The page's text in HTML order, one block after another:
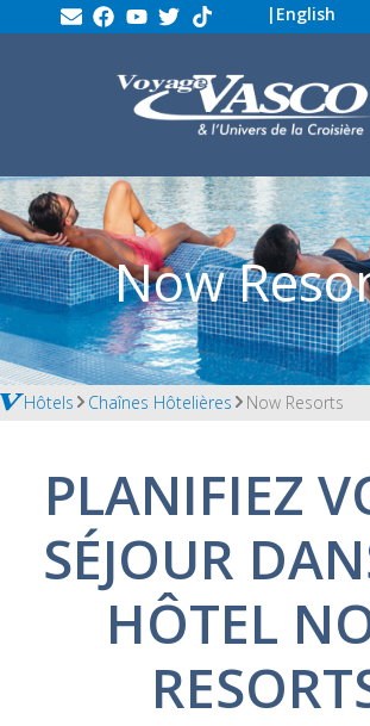
| English
Now
Hôtels Chaînes Hôtelières Now Resorts
PLANIFIEZ
SÉJOUR
HÔTEL